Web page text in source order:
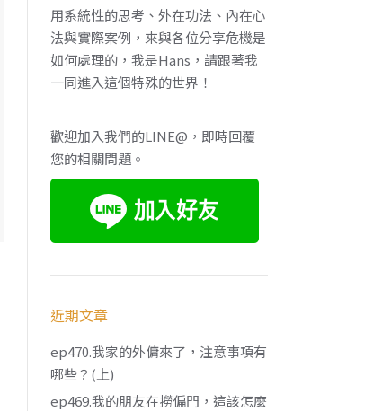
用系統性的思考、外在功法、內在心
法與實際案例，來與各位分享危機是
如何處理的，我是Hans，請跟著我
一同進入這個特殊的世界！
歡迎加入我們的LINE@，即時回覆
您的相關問題。
近期文章
ep470.我家的外傭來了，注意事項有
哪些？(上)
ep469.我的朋友在撈偏門，這該怎麼